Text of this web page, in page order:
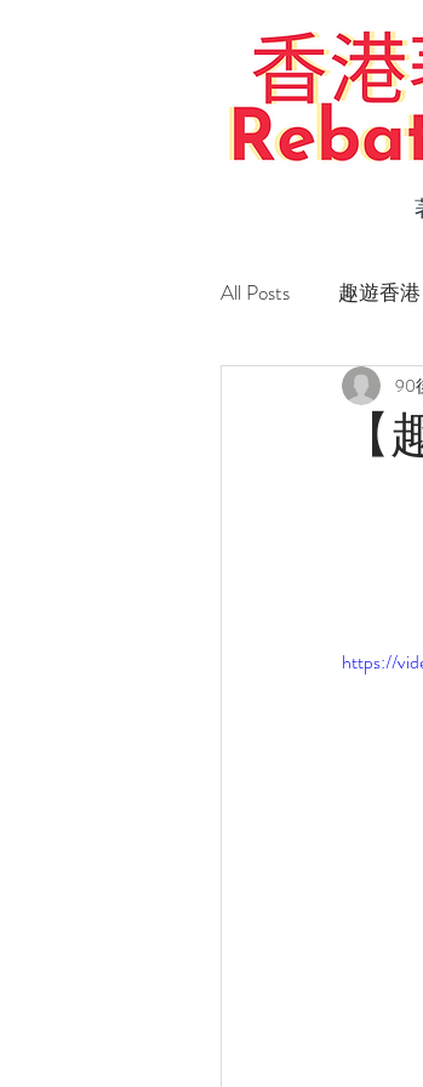
All Posts 趣遊香港
Staycation 優惠90
https://